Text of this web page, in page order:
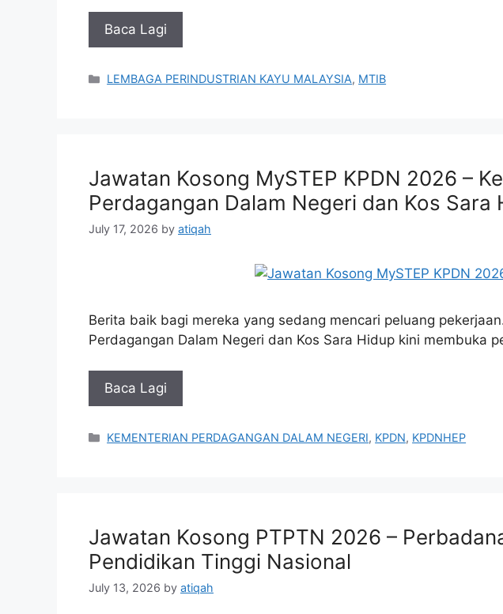
Baca Lagi
Categories
LEMBAGA PERINDUSTRIAN KAYU MALAYSIA, MTIB
Jawatan Kosong MySTEP KPDN 2026 –
Perdagangan Dalam Negeri dan Kos Sara
July 17, 2026 by atiqah
Berita baik bagi mereka yang sedang mencari peluang
Perdagangan Dalam Negeri dan Kos Sara Hidup kini membuka
Baca Lagi
Categories
KEMENTERIAN PERDAGANGAN DALAM NEGERI, KPDN, KPDNHEP
Jawatan Kosong PTPTN 2026 –
Pendidikan Tinggi Nasional
July 13, 2026 by atiqah